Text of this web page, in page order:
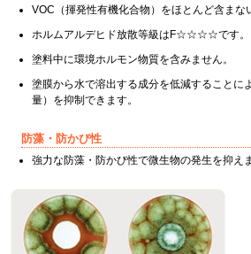
VOC（揮発性有機化合物）をほとんど含まな
ホルムアルデヒド放散等級はF☆☆☆☆です。
塗料中に環境ホルモン物質を含みません。
塗膜から水で溶出する成分を低減することに
量）を抑制できます。
防藻・防かび性
強力な防藻・防かび性で微生物の発生を抑えま